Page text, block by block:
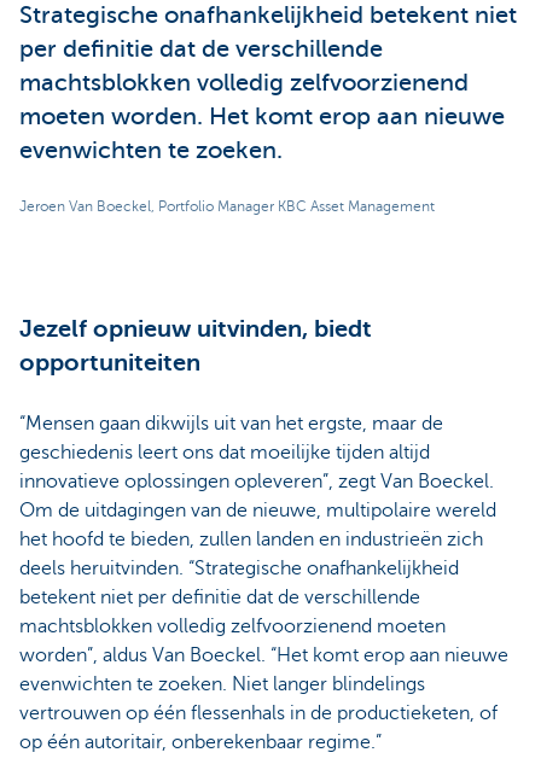
Strategische onafhankelijkheid betekent niet
per definitie dat de verschillende
machtsblokken volledig zelfvoorzienend
moeten worden. Het komt erop aan nieuwe
evenwichten te zoeken.
Jeroen Van Boeckel, Portfolio Manager KBC Asset Management
Jezelf opnieuw uitvinden, biedt
opportuniteiten
“Mensen gaan dikwijls uit van het ergste, maar de
geschiedenis leert ons dat moeilijke tijden altijd
innovatieve oplossingen opleveren”, zegt Van Boeckel.
Om de uitdagingen van de nieuwe, multipolaire wereld
het hoofd te bieden, zullen landen en industrieën zich
deels heruitvinden. “Strategische onafhankelijkheid
betekent niet per definitie dat de verschillende
machtsblokken volledig zelfvoorzienend moeten
worden”, aldus Van Boeckel. “Het komt erop aan nieuwe
evenwichten te zoeken. Niet langer blindelings
vertrouwen op één flessenhals in de productieketen, of
op één autoritair, onberekenbaar regime.”